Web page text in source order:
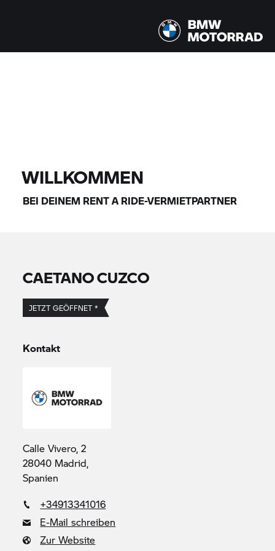
WILLKOMMEN
BEI DEINEM RENT A RIDE-VERMIETPARTNER
CAETANO CUZCO
JETZT GEÖFFNET *
Kontakt
Calle Vivero, 2
28040 Madrid,
Spanien
+34913341016
E-Mail schreiben
Zur Website